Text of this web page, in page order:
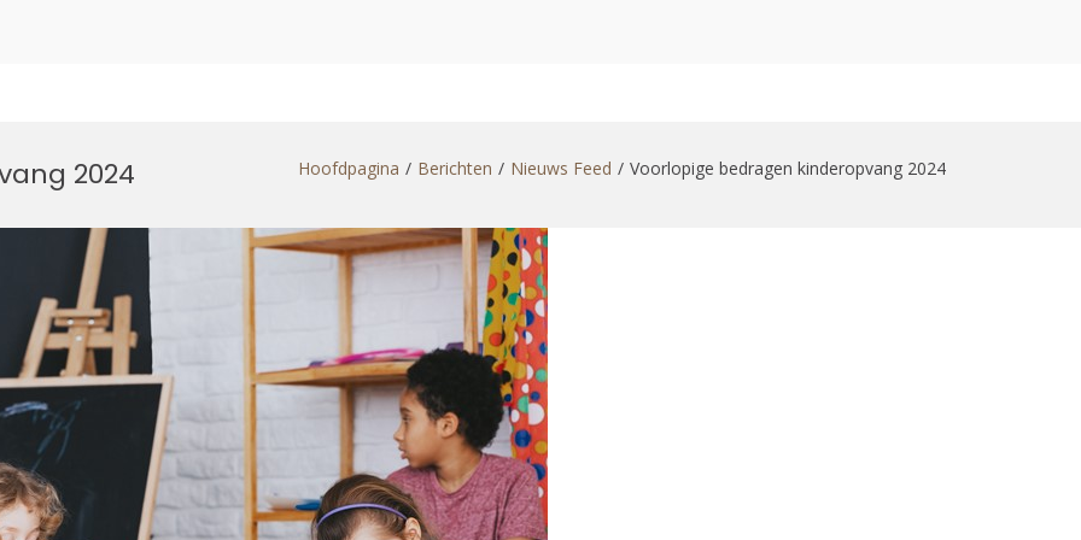
2024 Hoofdpagina Berichten Nieuws Feed Voorlopige bedragen kinderopvang 2024